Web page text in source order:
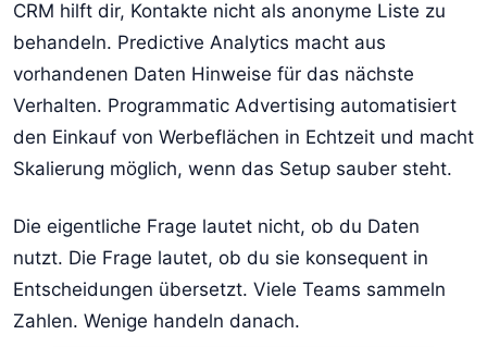
CRM hilft dir, Kontakte nicht als anonyme Liste zu
behandeln. Predictive Analytics macht aus
vorhandenen Daten Hinweise für das nächste
Verhalten. Programmatic Advertising automatisiert
den Einkauf von Werbeflächen in Echtzeit und macht
Skalierung möglich, wenn das Setup sauber steht.
Die eigentliche Frage lautet nicht, ob du Daten
nutzt. Die Frage lautet, ob du sie konsequent in
Entscheidungen übersetzt. Viele Teams sammeln
Zahlen. Wenige handeln danach.